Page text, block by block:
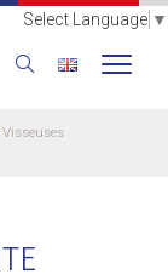
Select Language ▼
Visseuses